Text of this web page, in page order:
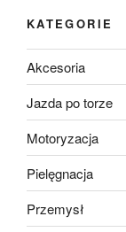
KATEGORIE
Akcesoria
Jazda po torze
Motoryzacja
Pielęgnacja
Przemysł